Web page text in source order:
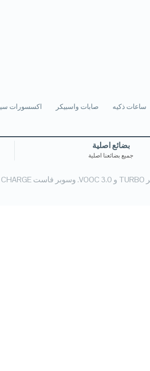
ساعات ذكيه صابات واسبيكر اكسسورات
بضائع اصلية
جميع بضائعنا اصلية